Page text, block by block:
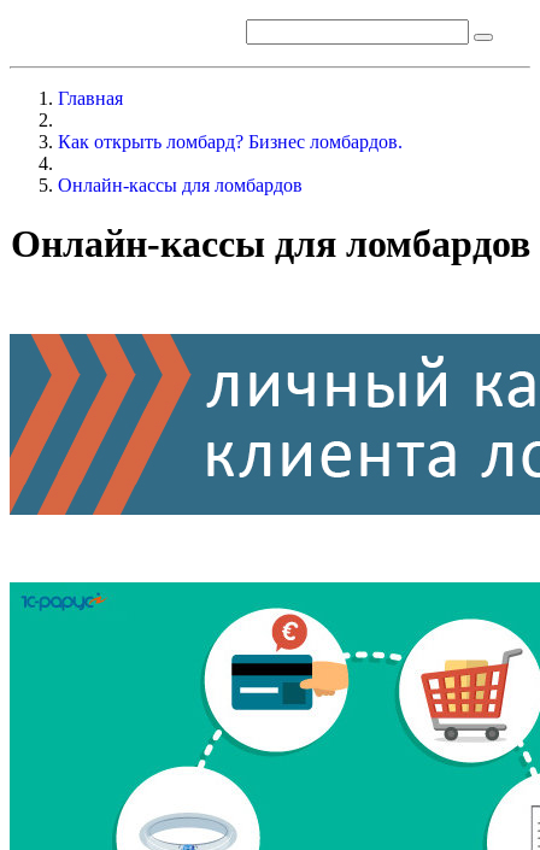
Главная
Как открыть ломбард? Бизнес ломбардов.
Онлайн-кассы для ломбардов
Онлайн-кассы для ломбардов